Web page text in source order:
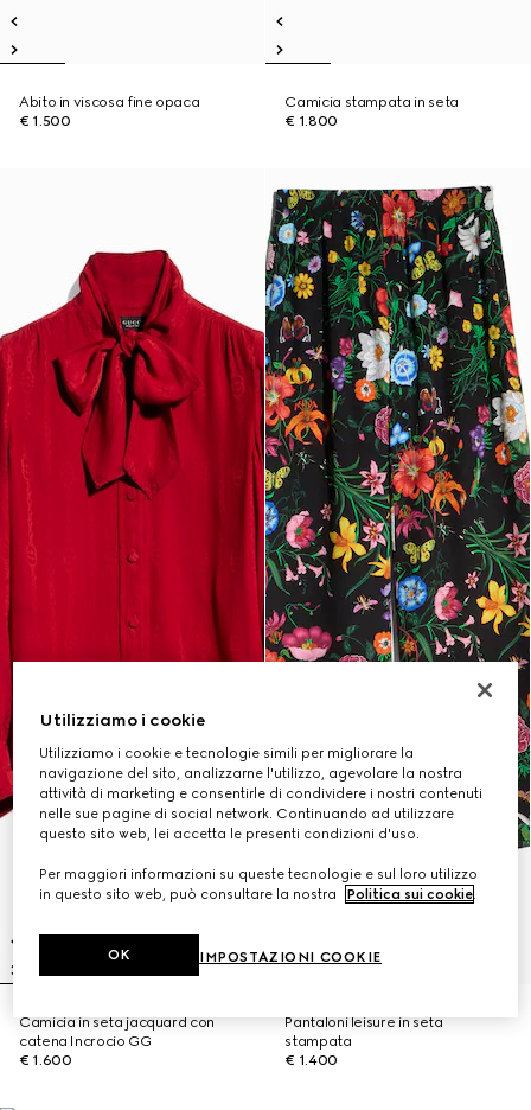
Abito in viscosa fine opaca
€ 1.500
Camicia stampata in seta
€ 1.800
Camicia in seta jacquard con
catena Incrocio GG
€ 1.600
Pantaloni leisure in seta
stampata
€ 1.400
Utilizziamo i cookie
Utilizziamo i cookie e tecnologie simili per migliorare la
navigazione del sito, analizzarne l'utilizzo, agevolare la nostra
attività di marketing e consentirle di condividere i nostri contenuti
nelle sue pagine di social network. Continuando ad utilizzare
questo sito web, lei accetta le presenti condizioni d'uso.
Per maggiori informazioni su queste tecnologie e sul loro utilizzo
in questo sito web, può consultare la nostra
Politica sui cookie.
IMPOSTAZIONI COOKIE
OK